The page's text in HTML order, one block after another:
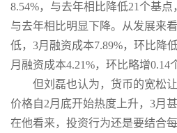
8.54%，与去年相比降低21个基点
与去年相比明显下降。从发展来
低，3月融资成本7.89%，环比降
月融资成本4.21%，环比略增0.14
但刘磊也认为，货币的宽松
价格自2月底开始热度上升，3月
在他看来，投资行为还是要结合